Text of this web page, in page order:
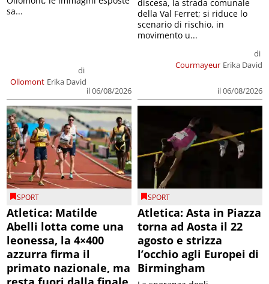
Ollomont
di
Erika David
il 06/08/2026
sa...
Courmayeur
di
Erika David
il 06/08/2026
discesa, la strada comunale
della Val Ferret; si riduce lo
scenario di rischio, in
movimento u...
SPORT
Atletica: Matilde
Abelli lotta come una
leonessa, la 4×400
azzurra firma il
primato nazionale, ma
SPORT
Atletica: Asta in Piazza
torna ad Aosta il 22
agosto e strizza
l’occhio agli Europei di
Birmingham